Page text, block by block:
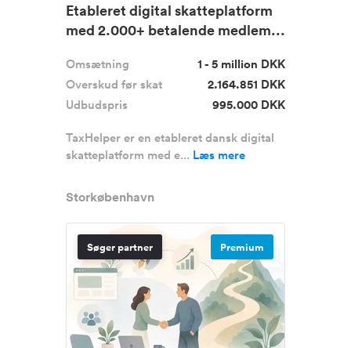
Etableret digital skatteplatform
med 2.000+ betalende medlem...
Omsætning
1 - 5 million DKK
Overskud før skat
2.164.851 DKK
Udbudspris
995.000 DKK
TaxHelper er en etableret dansk digital
skatteplatform med e... Læs mere
Storkøbenhavn
Søger partner Premium